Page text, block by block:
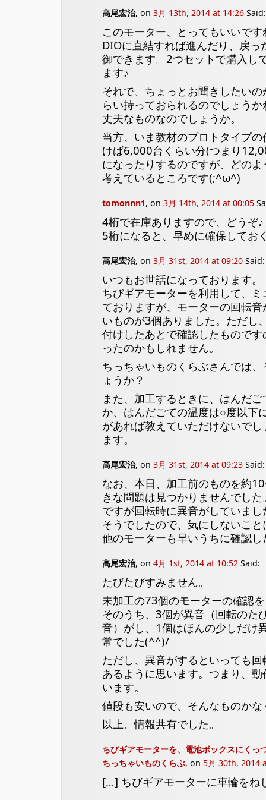
高尾宏治, on 3月 13th, 2014 at 14:26Said:
このモーター、とってもいいです
DIOに直結すれば進んだり、戻
御できます。2つセットで購入し
ます♪
それで、ちょっとお聞きしたい
らい持っておられるのでしょう
丈夫なものなのでしょうか。
当方、いま教材のプロトタイプ
けば6,000台くらい分(つまり
になったりするのですが、どの
考えているところです(;^ω^)
tomonnn1, on 3月 14th, 2014 at 00:05
4桁で在庫ありますので、どうぞ♪
5桁になると、早めに確保してお
高尾宏治, on 3月 31st, 2014 at 09:20Said:
いつもお世話になっております。
ちびギアモーターを利用して、
ておりますが、モーターの回転
いものが3個ありました。ただし
付けしたあとで確認したもので
ったのかもしれません。
ちっちゃいものくらぶさんでは
ょうか？
また、加工するときに、はんだ
か、はんだごての温度は○度以下
があれば教えていただけないで
ます。
高尾宏治, on 3月 31st, 2014 at 09:23Said:
なお、本日、加工前のものを約
きな問題は見つかりませんでし
ですが回転時に異音がしていま
そうでしたので、気にしないこ
他のモーターも早いうちに確認
高尾宏治, on 4月 1st, 2014 at 10:52Said:
たびたびすみません。
未加工の73個のモーターの確認
そのうち、3個が異音（回転のた
音）がし、1個はほんの少しだけ
常でした(^^)/
ただし、異音がするといっても
あるように思います。つまり、
います。
値段も安いので、そんなものか
以上、情報共有でした。
ちびギアモーターを、電池ボックスにくっ
ちっちゃいものくらぶ, on 5月 30th, 2014
[…] ちびギアモーターに車輪をね